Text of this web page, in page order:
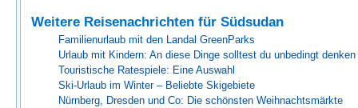
Weitere Reisenachrichten für Südsudan
Familienurlaub mit den Landal GreenParks
Urlaub mit Kindern: An diese Dinge solltest du unbedingt denken
Touristische Ratespiele: Eine Auswahl
Ski-Urlaub im Winter – Beliebte Skigebiete
Nürnberg, Dresden und Co: Die schönsten Weihnachtsmärkte